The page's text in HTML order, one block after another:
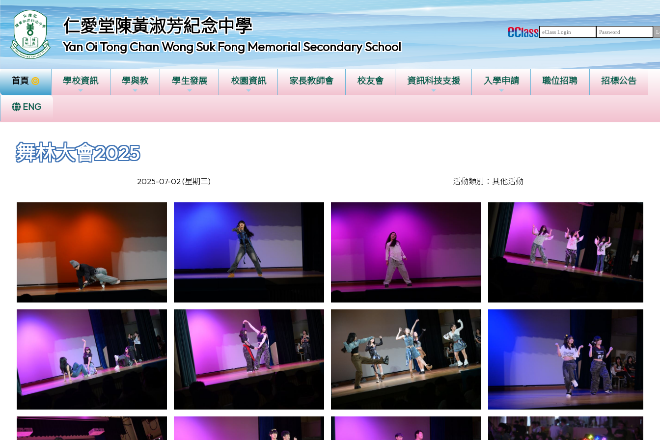
仁愛堂陳黃淑芳紀念中學
Yan Oi Tong Chan Wong Suk Fong Memorial Secondary School
首頁 學校資訊 學與教 學生發展 校園資訊 家長教師會 校友會 資訊科技支援 入學申請 職位招聘 招標公告
ENG
舞林大會2025
2025-07-02 (星期三) 活動類別：其他活動